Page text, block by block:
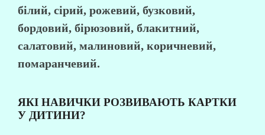
білий, сірий, рожевий, бузковий,
бордовий, бірюзовий, блакитний,
салатовий, малиновий, коричневий,
помаранчевий.
ЯКІ НАВИЧКИ РОЗВИВАЮТЬ КАРТКИ
У ДИТИНИ?